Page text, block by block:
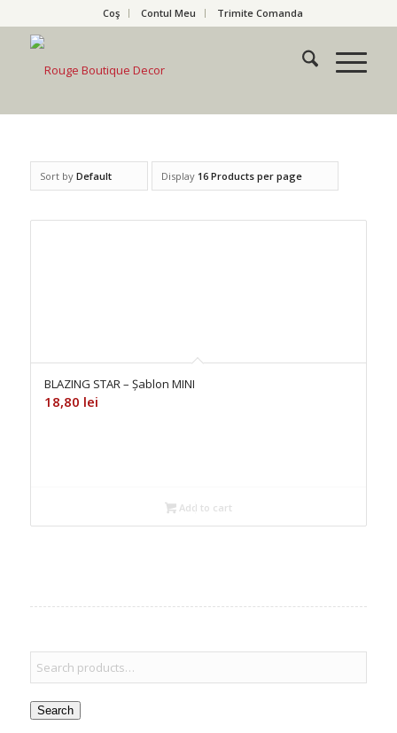
Coş Contul Meu Trimite Comanda
Sort by Default Display 16 Products per page
BLAZING STAR – Șablon MINI
18,80 lei
Add to cart
Search